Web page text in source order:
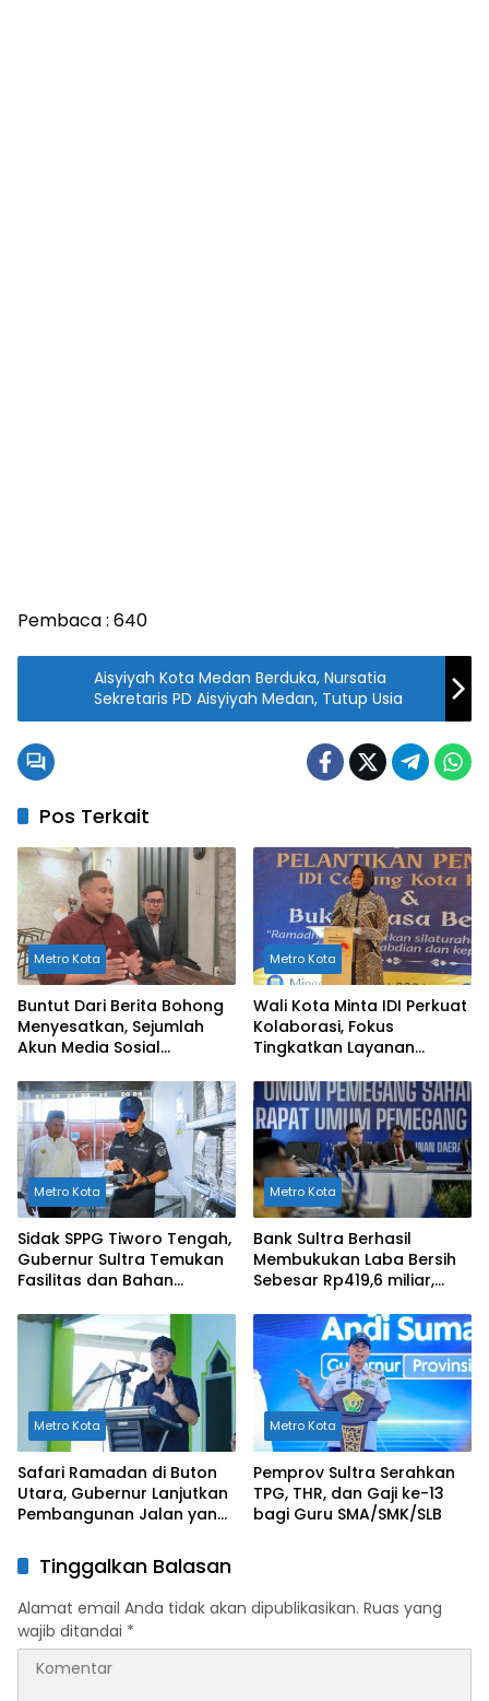
Pembaca : 640
Aisyiyah Kota Medan Berduka, Nursatia
Sekretaris PD Aisyiyah Medan, Tutup Usia
Pos Terkait
Metro Kota
Buntut Dari Berita Bohong
Menyesatkan, Sejumlah
Akun Media Sosial
Metro Kota
Wali Kota Minta IDI Perkuat
Kolaborasi, Fokus
Tingkatkan Layanan
Metro Kota
Sidak SPPG Tiworo Tengah,
Gubernur Sultra Temukan
Fasilitas dan Bahan
Standar
Metro Kota
Bank Sultra Berhasil
Membukukan Laba Bersih
Sebesar Rp419,6 miliar,
Capaian Tahun 2024
Metro Kota
Safari Ramadan di Buton
Utara, Gubernur Lanjutkan
Pembangunan Jalan yang
Metro Kota
Pemprov Sultra Serahkan
TPG, THR, dan Gaji ke-13
bagi Guru SMA/SMK/SLB
Tinggalkan Balasan
Alamat email Anda tidak akan dipublikasikan. Ruas yang
wajib ditandai *